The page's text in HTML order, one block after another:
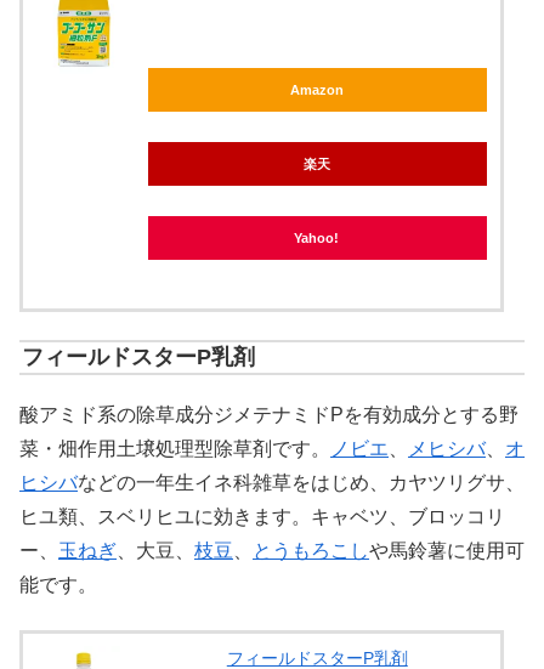
Amazon
楽天
Yahoo!
フィールドスターP乳剤
酸アミド系の除草成分ジメテナミドPを有効成分とする野
菜・畑作用土壌処理型除草剤です。
ノビエ メヒシバ、 オ
ヒシバなどの一年生イネ科雑草をはじめ、カヤツリグサ、
ヒユ類、スベリヒユに効きます。キャベツ、ブロッコリ
ー、 玉ねぎ 、大豆、 枝豆 とうもろこしや馬鈴薯に使用可
能です。
フィールドスターP乳剤